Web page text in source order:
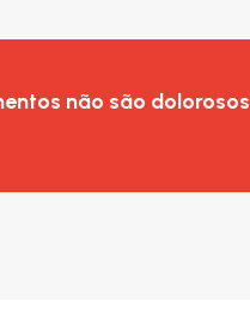
não são dolorosos